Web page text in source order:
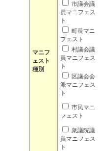
マニフ
ェスト
種別
市議会議
員マニフェス
ト
町長マニ
フェスト
村議会議
員マニフェス
ト
区議会会
派マニフェス
ト
市民マニ
フェスト
衆議院議
員マニフェス
ト